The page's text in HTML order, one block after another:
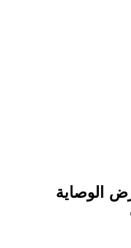
الوصاية